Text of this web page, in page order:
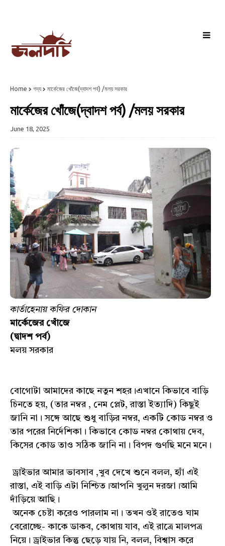
Home গদ্য মার্কেজের খোঁজে(দ্বাদশ পর্ব) /মলয় সরকার
মার্কেজের খোঁজে(দ্বাদশ পর্ব) /মলয় সরকার
June 18, 2025
কার্তাহেনায় কফির দোকান
মার্কেজের খোঁজে
(দ্বাদশ পর্ব)
মলয় সরকার
বোগোটা আমাদের কাছে নতুন শহর।এখানে কিভাবে বাড়ি
চিনতে হয়, (তার নম্বর , নেম প্লেট, রাস্তা ইত্যাদি) কিছুই
জানি না। সঙ্গে আছে শুধু বাড়ির নম্বর, একটি কোড নম্বর ও
তার পরের নির্দেশিকা। কিভাবে কোড নম্বর কোথায় দেব,
কিসের কোড তাও সঠিক জানি না। বিপদ গুণছি মনে মনে।
ড্রাইভার আমার ভাবসাব ,খুব দেখে শুনে বলল, হ্যাঁ এই
রাস্তা, এই বাড়ি এটা নিশ্চিত।আপনি খুলুন দরজা।আমি
দাঁড়িয়ে আছি।
অনেক চেষ্টা করেও পারলাম না। তখন ওই রাতেও ঘাম
বেরোচ্ছে- কাকে ডাকব, কোথায় যাব, এই রাত্রে মালপত্র
নিয়ে। ড্রাইভার কিন্তু ছেড়ে যায় নি, বলল, বিশ্বাস করে